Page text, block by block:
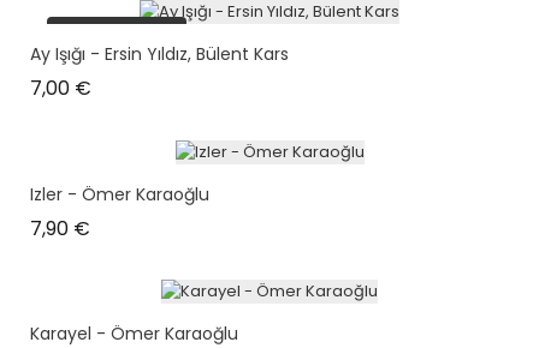
plus en stock
Ay Işığı - Ersin Yıldız, Bülent Kars
7,00 €
Izler - Ömer Karaoğlu
7,90 €
Karayel - Ömer Karaoğlu